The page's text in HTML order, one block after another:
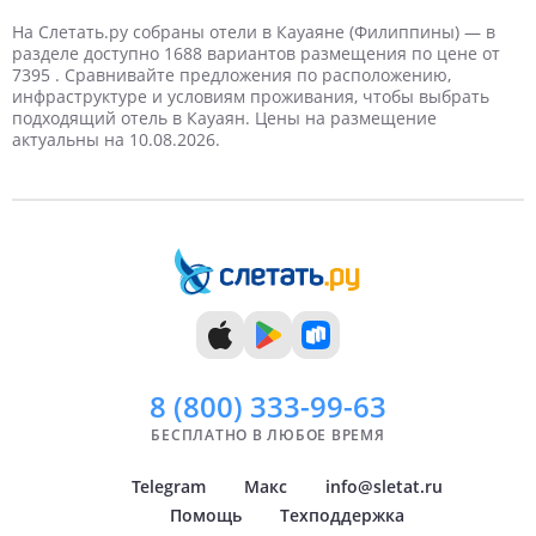
3 туриста 4 туриста
3 дня 4 дня
5 дней 6 дней
7 дней 8 дней
12 дней
14 дней
Март Апрель
Май Июнь
Июль Август
Декабрь
Недорогие Дорогие
Самые дорогие
Отели 4 звезды Отели 5 звезд
Apts
На 3 береговой линии
Кафе Ресторан
Завтрак
Баня Массаж
VIP
Детский бассейн Детская кроватка в номере
Детская площадка
Караоке Ночной клуб
Крытый бассейн Панорамный бассейн
Терраса С сейфом
Кондиционер TV
Теннисный корт Катание на лыжах
На Слетать.ру собраны отели в Кауаяне (Филиппины) — в
разделе доступно 1688 вариантов размещения по цене от
7395 . Сравнивайте предложения по расположению,
инфраструктуре и условиям проживания, чтобы выбрать
подходящий отель в Кауаян. Цены на размещение
актуальны на 10.08.2026.
8 (800) 333-99-63
БЕСПЛАТНО В ЛЮБОЕ ВРЕМЯ
Telegram Макс
info@sletat.ru
Помощь
Техподдержка